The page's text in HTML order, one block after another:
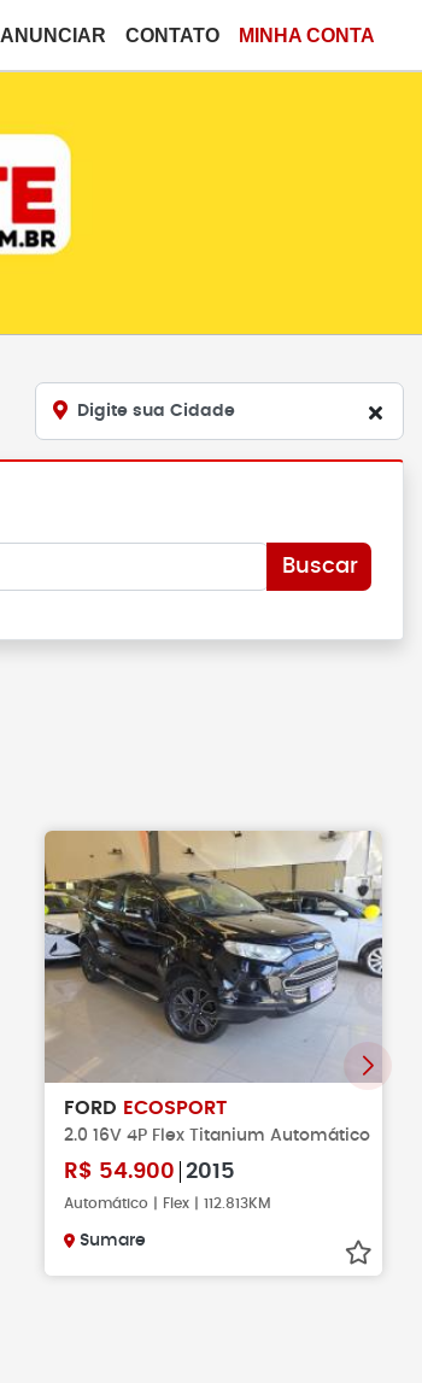
ANUNCIAR CONTATO MINHA CONTA
Digite sua Cidade
Buscar
FORD ECOSPORT
2.0 16V 4P Flex Titanium Automático
R$ 54.900 2015
Automático | Flex | 112.813KM
Sumare